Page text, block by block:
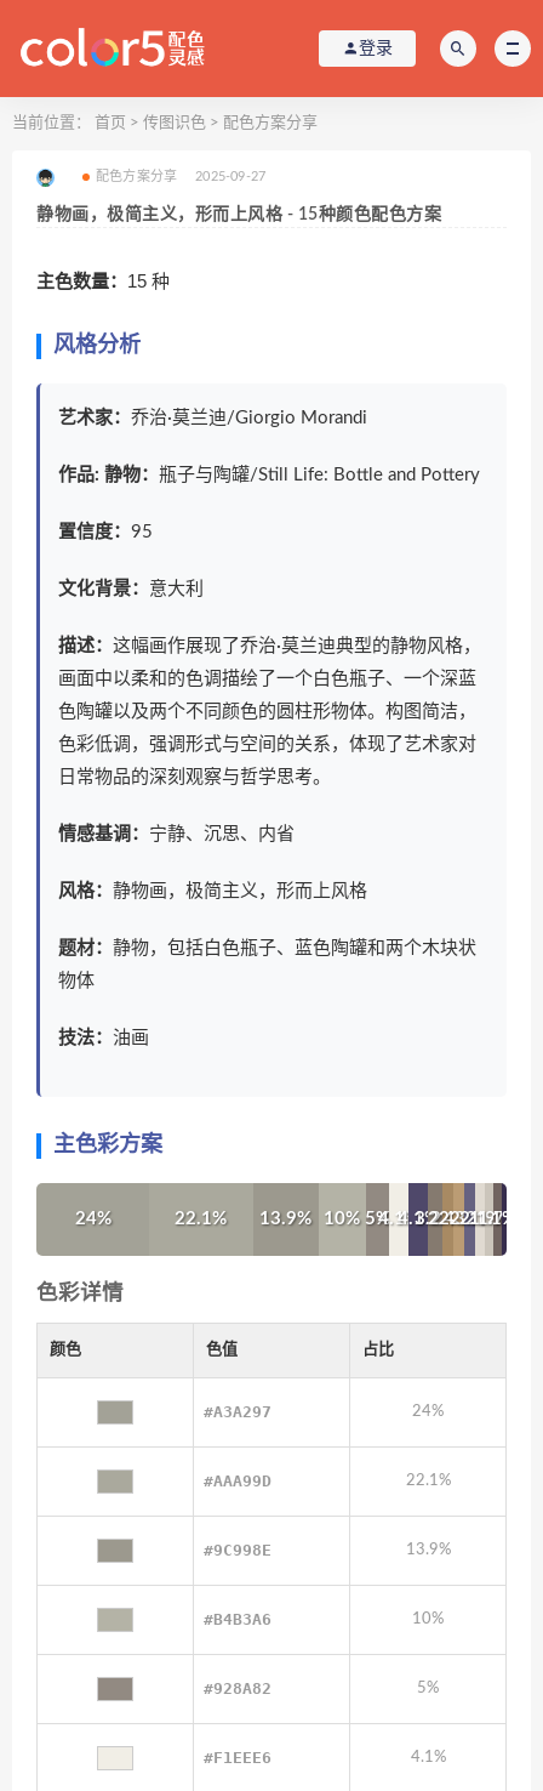
登录
当前位置： 首页 > 传图识色 > 配色方案分享
配色方案分享 2025-09-27
静物画，极简主义，形而上风格 - 15种颜色配色方案
主色数量： 15 种
风格分析
艺术家： 乔治·莫兰迪/Giorgio Morandi
作品: 静物： 瓶子与陶罐/Still Life: Bottle and Pottery
置信度： 95
文化背景： 意大利
描述： 这幅画作展现了乔治·莫兰迪典型的静物风格，
画面中以柔和的色调描绘了一个白色瓶子、一个深蓝
色陶罐以及两个不同颜色的圆柱形物体。构图简洁，
色彩低调，强调形式与空间的关系，体现了艺术家对
日常物品的深刻观察与哲学思考。
情感基调： 宁静、沉思、内省
风格： 静物画，极简主义，形而上风格
题材： 静物，包括白色瓶子、蓝色陶罐和两个木块状
物体
技法： 油画
主色彩方案
24% 22.1% 13.9% 10% 5%4.1%4.1%
3.2%
2.4%
2.3%
2.2%
2.1%
1.9%
1.7%
1%
色彩详情
颜色 色值 占比
#A3A297 24%
#AAA99D 22.1%
#9C998E 13.9%
#B4B3A6 10%
#928A82 5%
#F1EEE6 4.1%